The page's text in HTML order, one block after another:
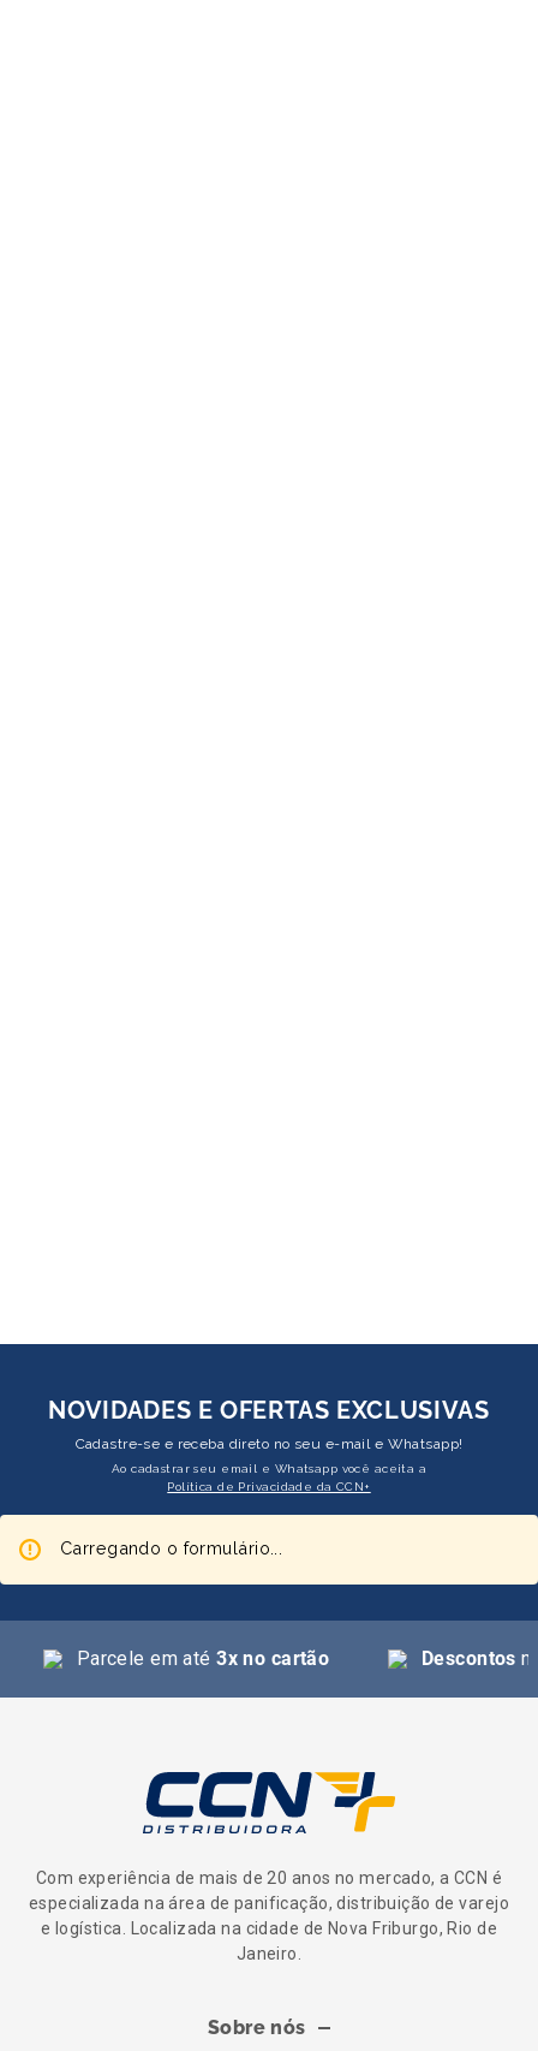
NOVIDADES E OFERTAS EXCLUSIVAS
Cadastre-se e receba direto no seu e-mail e Whatsapp!
Ao cadastrar seu email e Whatsapp você aceita a
Política de Privacidade da CCN+
Carregando o formulário...
Parcele em até3x no cartão Descontos
Com experiência de mais de 20 anos no mercado, a CCN é
especializada na área de panificação, distribuição de varejo
e logística. Localizada na cidade de Nova Friburgo, Rio de
Janeiro.
Sobre nós